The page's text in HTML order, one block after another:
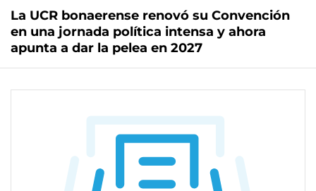
La UCR bonaerense renovó su Convención
en una jornada política intensa y ahora
apunta a dar la pelea en 2027